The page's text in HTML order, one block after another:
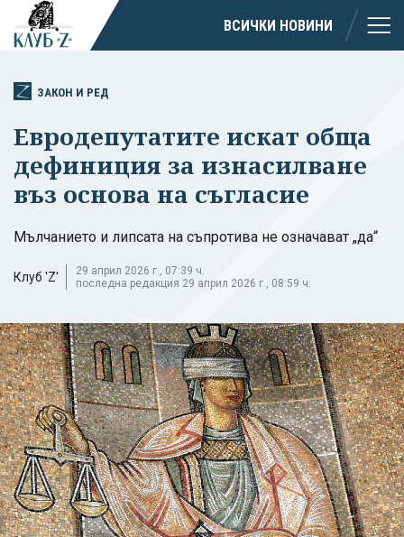
ВСИЧКИ НОВИНИ
ЗАКОН И РЕД
Евродепутатите искат обща
дефиниция за изнасилване
въз основа на съгласие
Мълчанието и липсата на съпротива не означават „да“
Клуб 'Z'
29 април 2026 г., 07:39 ч.
последна редакция 29 април 2026 г., 08:59 ч.